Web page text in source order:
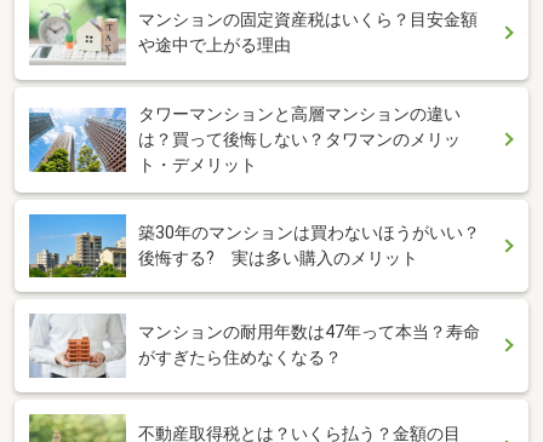
マンションの固定資産税はいくら？目安金額
や途中で上がる理由
タワーマンションと高層マンションの違い
は？買って後悔しない？タワマンのメリッ
ト・デメリット
築30年のマンションは買わないほうがいい？
後悔する? 実は多い購入のメリット
マンションの耐用年数は47年って本当？寿命
がすぎたら住めなくなる？
不動産取得税とは？いくら払う？金額の目